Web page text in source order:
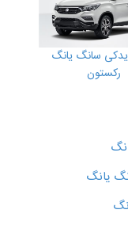
یدکی سانگ یانگ
رکستون
یانگ